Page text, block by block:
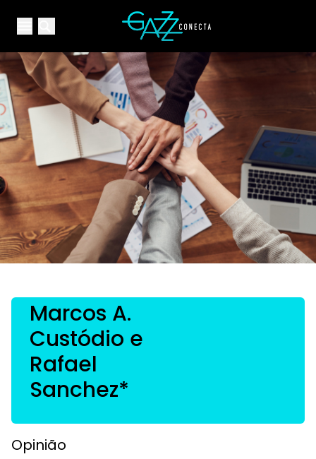
Open main menuYour Company
Marcos A.
Custódio e
Rafael
Sanchez*
Opinião